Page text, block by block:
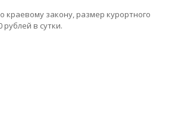
краевому закону, размер курортного
рублей в сутки.